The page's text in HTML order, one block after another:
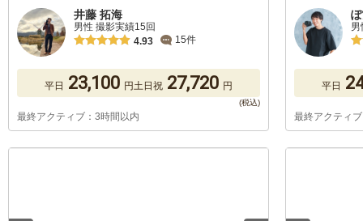
井藤 拓海
男性 撮影実績15回
4.93
15件
平日 23,100 円土日祝 27,720 円
最終アクティブ：3時間以内
平日
最終アクティ